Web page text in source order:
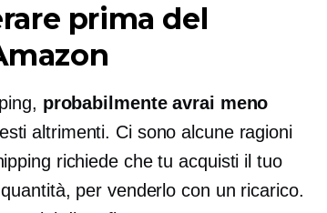
prima del
probabilmente avrai meno
altrimenti. Ci sono alcune ragioni
richiede che tu acquisti il ​​tuo
per venderlo con un ricarico.